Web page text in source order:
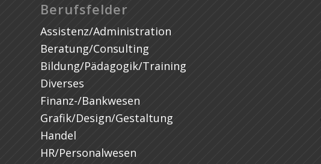
Berufsfelder
Assistenz/Administration
Beratung/Consulting
Bildung/Pädagogik/Training
Diverses
Finanz-/Bankwesen
Grafik/Design/Gestaltung
Handel
HR/Personalwesen